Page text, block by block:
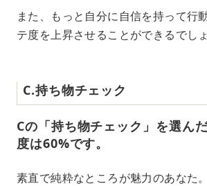
また、もっと自分に自信を持って行
テ度を上昇させることができるでしょ
C.持ち物チェック
Cの「持ち物チェック」を選ん
度は60%です。
素直で純粋なところが魅力のあなた。